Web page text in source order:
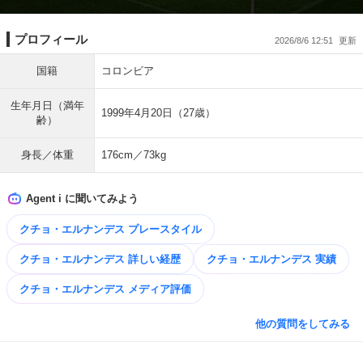
プロフィール 2026/8/6 12:51
国籍 コロンビア
生年月日（満年
齢）
1999年4月20日（27歳）
身長／体重 176cm／73kg
Agent i に聞いてみよう
クチョ・エルナンデス プレースタイル
クチョ・エルナンデス 詳しい経歴 クチョ・エルナンデス 実績
クチョ・エルナンデス メディア評価
他の質問をしてみる